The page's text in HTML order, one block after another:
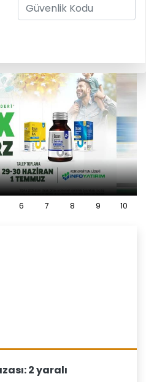
6 7 8 9 10
2 yaralı